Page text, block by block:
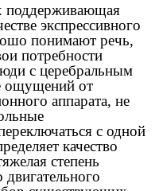
поддерживающая
экспрессивного
понимают речь,
потребности
с церебральным
ощущений от
аппарата, не
с одной
качество
степень